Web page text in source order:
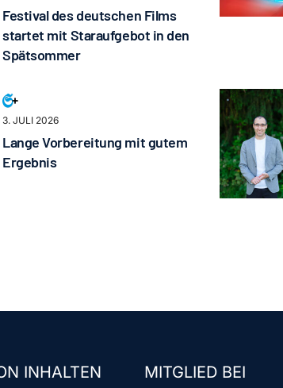
Festival des deutschen Films
startet mit Staraufgebot in den
Spätsommer
3. JULI 2026
Lange Vorbereitung mit gutem
Ergebnis
INHALTEN
MITGLIED BEI